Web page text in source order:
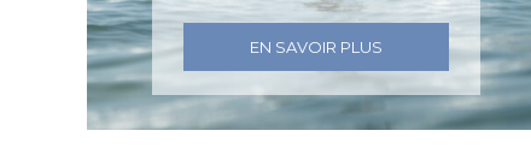
EN SAVOIR PLUS